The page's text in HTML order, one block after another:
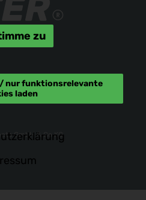
GmbH & Co KG
zu
nur funktionsrelevante
laden